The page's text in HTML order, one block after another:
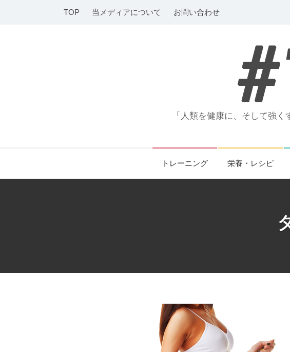
TOP 当メディアについて お問い合わせ
「人類を健康に、そして強
トレーニング 栄養・レシピ